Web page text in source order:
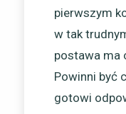
pierwszym
w tak
postawa ma
Powinni być
gotowi